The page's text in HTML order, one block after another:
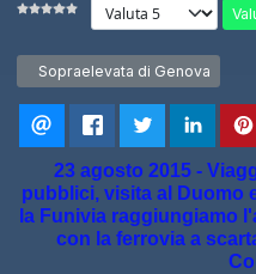
Valuta
Articolo precedente:
Sopraelevata di Genova
23 agosto 2015 -
pubblici, visita al Duomo
la Funivia raggiungiamo
con la ferrovia a